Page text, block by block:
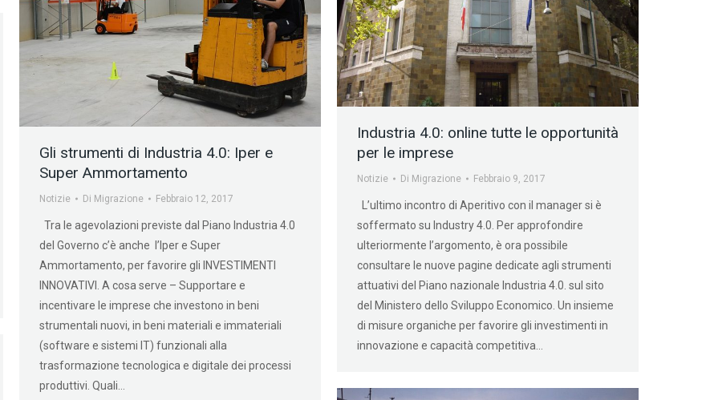
Gli strumenti di Industria 4.0: Iper e
Super Ammortamento
Notizie Di Migrazione Febbraio 12, 2017
Tra le agevolazioni previste dal Piano Industria 4.0
del Governo c’è anche l’Iper e Super
Ammortamento, per favorire gli INVESTIMENTI
INNOVATIVI. A cosa serve – Supportare e
incentivare le imprese che investono in beni
strumentali nuovi, in beni materiali e immateriali
(software e sistemi IT) funzionali alla
trasformazione tecnologica e digitale dei processi
produttivi. Quali…
Industria 4.0: online tutte le opportunità
per le imprese
Notizie Di Migrazione Febbraio 9, 2017
L’ultimo incontro di Aperitivo con il manager si è
soffermato su Industry 4.0. Per approfondire
ulteriormente l’argomento, è ora possibile
consultare le nuove pagine dedicate agli strumenti
attuativi del Piano nazionale Industria 4.0. sul sito
del Ministero dello Sviluppo Economico. Un insieme
di misure organiche per favorire gli investimenti in
innovazione e capacità competitiva…